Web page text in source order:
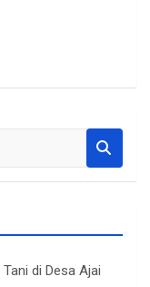
di Desa Ajai